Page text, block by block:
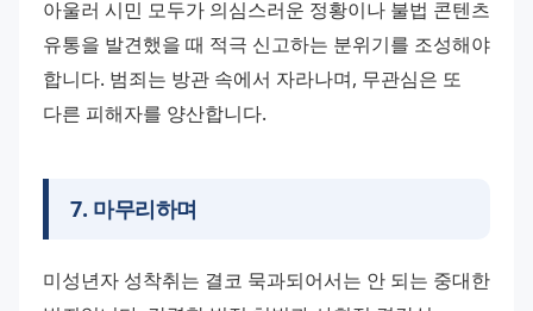
아울러 시민 모두가 의심스러운 정황이나 불법 콘텐츠
유통을 발견했을 때 적극 신고하는 분위기를 조성해야
합니다. 범죄는 방관 속에서 자라나며, 무관심은 또
다른 피해자를 양산합니다.
7. 마무리하며
미성년자 성착취는 결코 묵과되어서는 안 되는 중대한